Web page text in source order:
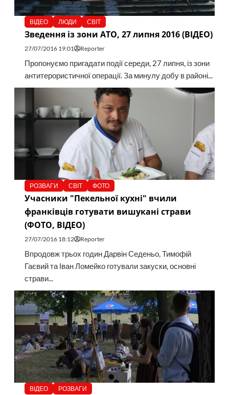
ВІДЕО ЛЮДИ СВІТ
Зведення із зони АТО, 27 липня 2016 (ВІДЕО)
27/07/2016 19:01 Reporter
Пропонуємо пригадати події середи, 27 липня, із зони
антитерористичної операції. За минулу добу в районі...
РОЗВАГИ СВІТ ФОТО
Учасники "Пекельної кухні" вчили
франківців готувати вишукані страви
(ФОТО, ВІДЕО)
27/07/2016 18:12 Reporter
Впродовж трьох годин Дарвін Седеньо, Тимофій
Гаєвий та Іван Ломейко готували закуски, основні
страви...
ВІДЕО РОЗВАГИ